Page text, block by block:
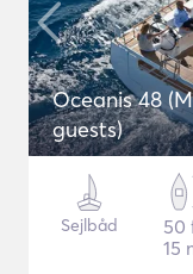
Oceanis 48
guests)
Sejlbåd
50
15